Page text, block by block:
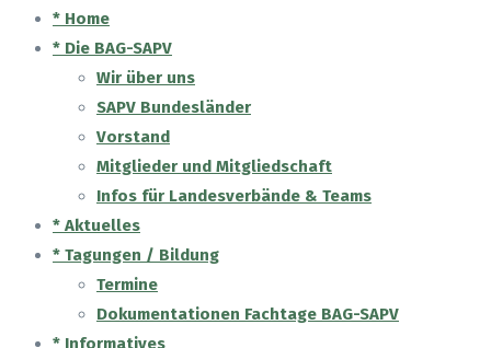
* Home
* Die BAG-SAPV
Wir über uns
SAPV Bundesländer
Vorstand
Mitglieder und Mitgliedschaft
Infos für Landesverbände & Teams
* Aktuelles
* Tagungen / Bildung
Termine
Dokumentationen Fachtage BAG-SAPV
* Informatives